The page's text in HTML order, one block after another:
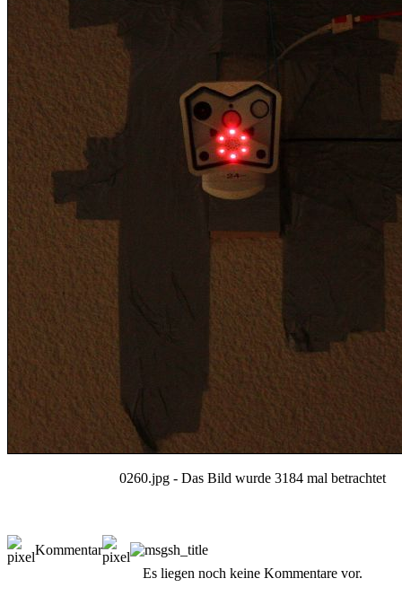
0260.jpg - Das Bild wurde 3184 mal betrachtet
Kommentar
Es liegen noch keine Kommentare vor.